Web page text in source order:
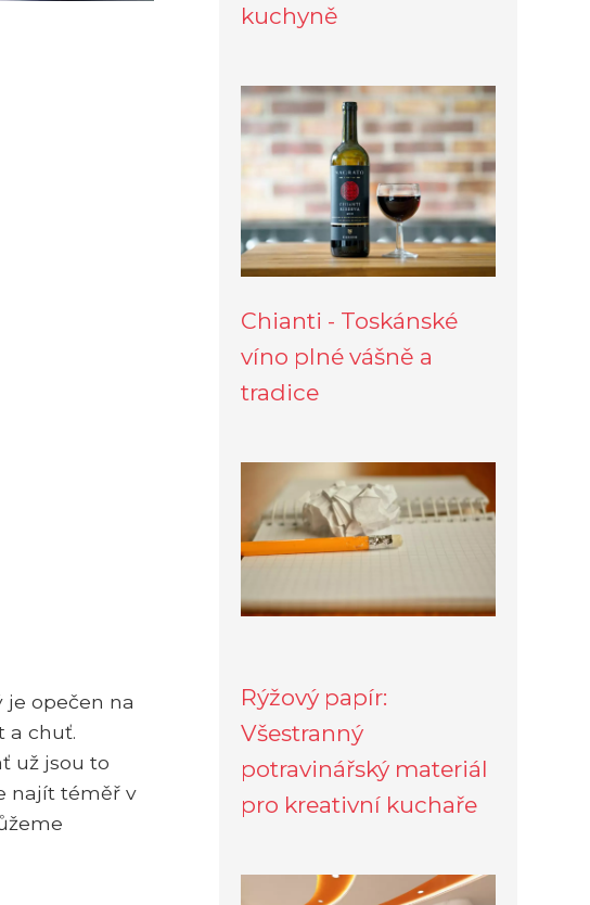
je opečen na
a chuť.
už jsou to
najít téměř v
kuchyně
Chianti - Toskánské
víno plné vášně a
tradice
Rýžový papír:
Všestranný
potravinářský materiál
pro kreativní kuchaře